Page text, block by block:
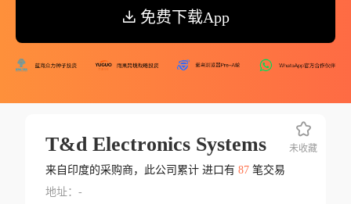
免费下载App
T&d Electronics Systems
来自印度的采购商，此公司累计 进口有 87笔交易
地址：-
未收藏